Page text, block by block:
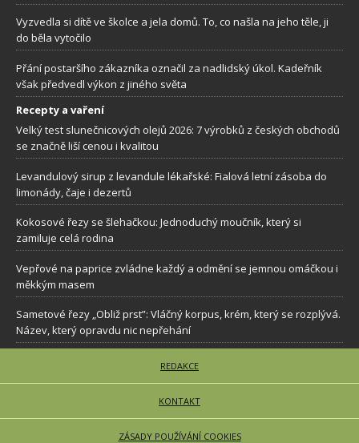
Vyzvedla si dítě ve školce a jela domů. To, co našla na jeho těle, ji
do běla vytočilo
Přání postaršího zákazníka označil za nadlidský úkol. Kadeřník
však předvedl výkon z jiného světa
Recepty a vaření
Velký test slunečnicových olejů 2026: 7 výrobků z českých obchodů
se značně liší cenou i kvalitou
Levandulový sirup z levandule lékařské: Fialová letní zásoba do
limonády, čaje i dezertů
Kokosové řezy se šlehačkou: Jednoduchý moučník, který si
zamiluje celá rodina
Vepřové na paprice zvládne každý a odmění se jemnou omáčkou i
měkkým masem
Sametové řezy „Obliž prst”: Vláčný korpus, krém, který se rozplývá.
Název, který opravdu nic nepřehání
REDAKCE
KONTAKT
ZÁSADY POUŽÍVÁNÍ COOKIES